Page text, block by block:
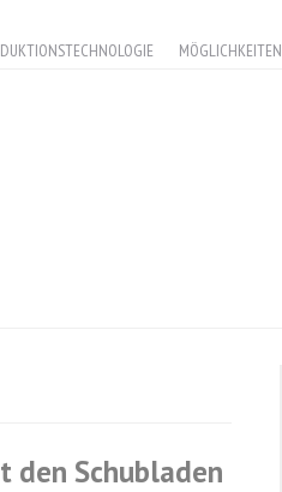
MÖGLICHKEITEN
den Schubladen